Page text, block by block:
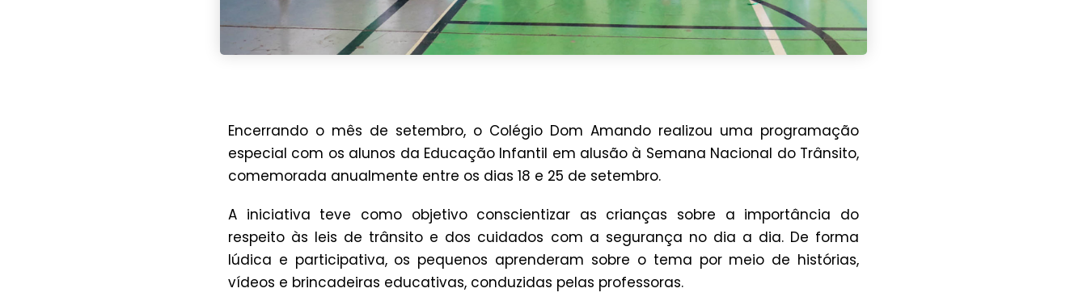
Encerrando o mês de setembro, o Colégio Dom Amando realizou uma programação
especial com os alunos da Educação Infantil em alusão à Semana Nacional do Trânsito,
comemorada anualmente entre os dias 18 e 25 de setembro.
A iniciativa teve como objetivo conscientizar as crianças sobre a importância do
respeito às leis de trânsito e dos cuidados com a segurança no dia a dia. De forma
lúdica e participativa, os pequenos aprenderam sobre o tema por meio de histórias,
vídeos e brincadeiras educativas, conduzidas pelas professoras.